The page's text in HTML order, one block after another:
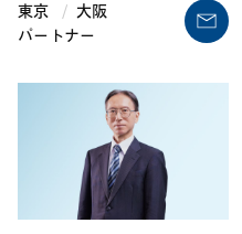
東京 / 大阪
パートナー